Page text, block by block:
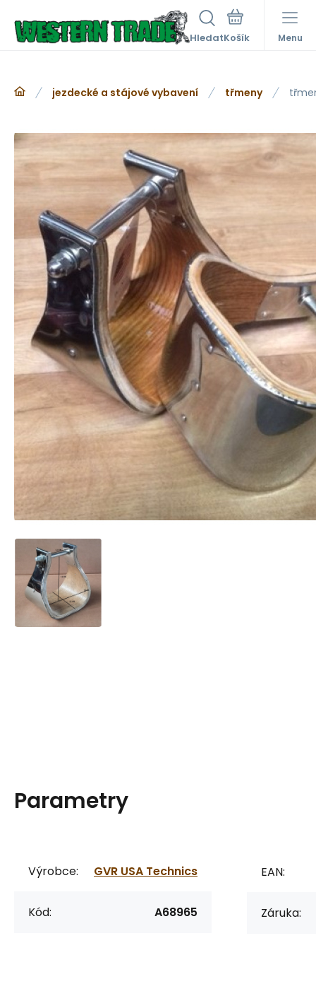
Hledat Menu
jezdecké a stájové vybavení třmeny
Parametry
Výrobce: GVR USA Technics
Kód: A68965
EAN:
Záruka: